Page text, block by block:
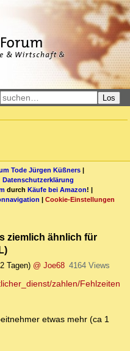
Los
Tode Jürgen Küßners |
Datenschutzerklärung
durch Käufe bei Amazon! |
| Cookie-Einstellungen
ziemlich ähnlich für
Tagen) @ Joe68 4164 Views
zahlen/Fehlzeiten
etwas mehr (ca 1